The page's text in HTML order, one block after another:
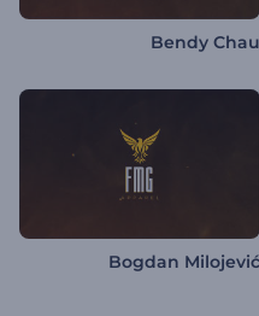
Bendy Chau
Bogdan Milojević